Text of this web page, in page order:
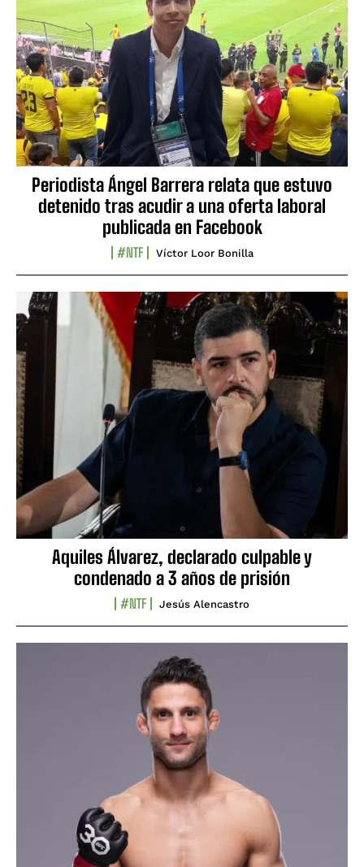
Periodista Ángel Barrera relata que estuvo
detenido tras acudir a una oferta laboral
publicada en Facebook
#NTF Víctor Loor Bonilla
Aquiles Álvarez, declarado culpable y
condenado a 3 años de prisión
#NTF Jesús Alencastro